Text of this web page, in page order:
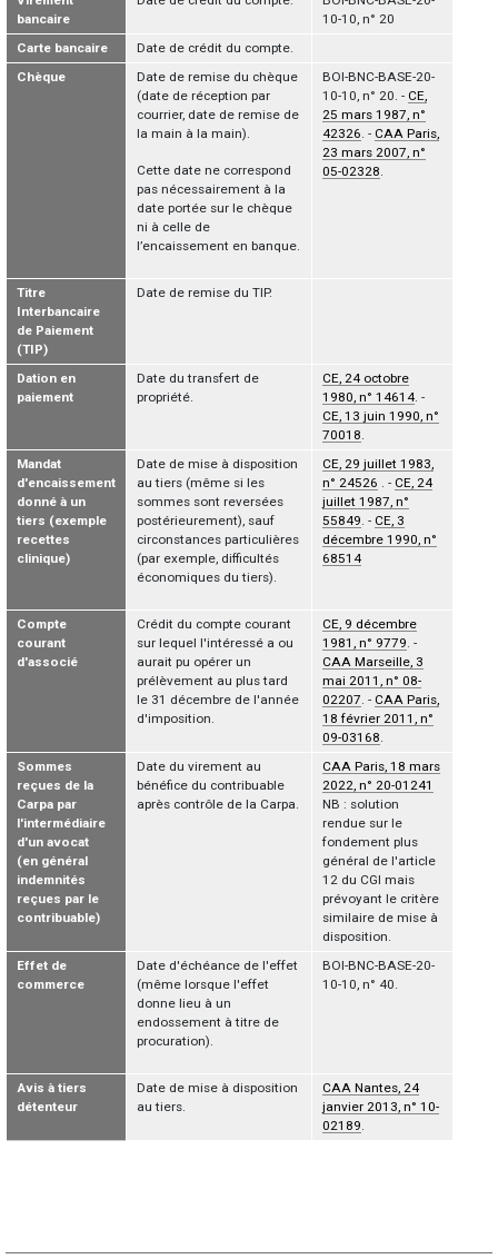
bancaire
10-10, n° 20
Carte bancaire
Date de crédit du compte.
Chèque
Date de remise du chèque
(date de réception par
courrier, date de remise de
la main à la main).
Cette date ne correspond
pas nécessairement à la
date portée sur le chèque
ni à celle de
l’encaissement en banque.
BOI-BNC-BASE-20-
10-10, n° 20. - CE,
25 mars 1987, n°
42326 . - CAA Paris,
23 mars 2007, n°
05-02328
Titre
Interbancaire
de Paiement
(TIP)
Date de remise du TIP.
Dation en
paiement
Date du transfert de
propriété.
CE, 24 octobre
1980, n° 14614 . -
CE, 13 juin 1990, n°
70018
Mandat
d'encaissement
donné à un
tiers (exemple
recettes
clinique)
Date de mise à disposition
au tiers (même si les
sommes sont reversées
postérieurement), sauf
circonstances particulières
(par exemple, difficultés
économiques du tiers).
CE, 29 juillet 1983,
n° 24526 . - CE, 24
juillet 1987, n°
55849 . - CE, 3
décembre 1990, n°
68514
Compte
courant
d'associé
Crédit du compte courant
sur lequel l'intéressé a ou
aurait pu opérer un
prélèvement au plus tard
le 31 décembre de l'année
d'imposition.
CE, 9 décembre
1981, n° 9779 . -
CAA Marseille, 3
mai 2011, n° 08-
02207 . - CAA Paris,
18 février 2011, n°
09-03168
Sommes
reçues de la
Carpa par
l'intermédiaire
d'un avocat
(en général
indemnités
reçues par le
contribuable)
Date du virement au
bénéfice du contribuable
après contrôle de la Carpa.
CAA Paris, 18 mars
2022, n° 20-01241
NB : solution
rendue sur le
fondement plus
général de l'article
12 du CGI mais
prévoyant le critère
similaire de mise à
disposition.
Effet de
commerce
Date d'échéance de l'effet
(même lorsque l'effet
donne lieu à un
endossement à titre de
procuration).
BOI-BNC-BASE-20-
10-10, n° 40.
Avis à tiers
détenteur
Date de mise à disposition
au tiers.
CAA Nantes, 24
janvier 2013, n° 10-
02189